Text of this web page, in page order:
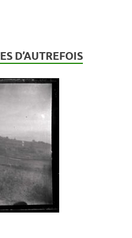
D’AUTREFOIS